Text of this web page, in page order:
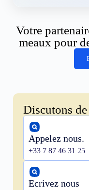
Votre
meaux pour
Discutons
Appelez nous.
+33 7 87 46 31 25
Ecrivez nous